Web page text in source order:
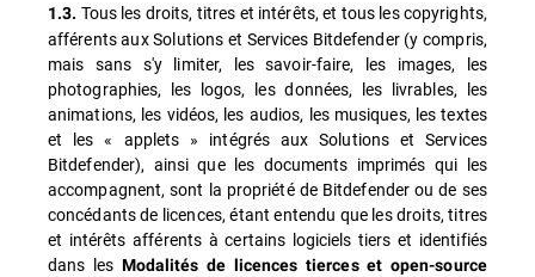
1.3. Tous les droits, titres et intérêts, et tous les copyrights,
afférents aux Solutions et Services Bitdefender (y compris,
mais sans s'y limiter, les savoir-faire, les images, les
photographies, les logos, les données, les livrables, les
animations, les vidéos, les audios, les musiques, les textes
et les « applets » intégrés aux Solutions et Services
Bitdefender), ainsi que les documents imprimés qui les
accompagnent, sont la propriété de Bitdefender ou de ses
concédants de licences, étant entendu que les droits, titres
et intérêts afférents à certains logiciels tiers et identifiés
dans les Modalités de licences tierces et open-source